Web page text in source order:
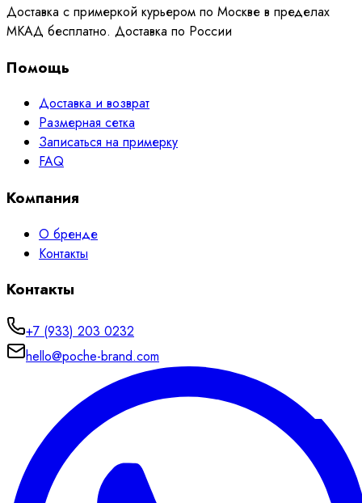
Доставка с примеркой курьером по Москве в пределах
МКАД бесплатно. Доставка по России
Помощь
Доставка и возврат
Размерная сетка
Записаться на примерку
FAQ
Компания
О бренде
Контакты
Контакты
+7 (933) 203 0232
hello@poche-brand.com